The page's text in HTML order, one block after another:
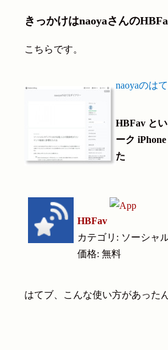
きっかけはnaoyaさんの
こちらです。
naoyaのは
HBFav と
ーク
た
HBFav
カテゴリ: ソーシャ
価格: 無料
はてブ、こんな使い方があった